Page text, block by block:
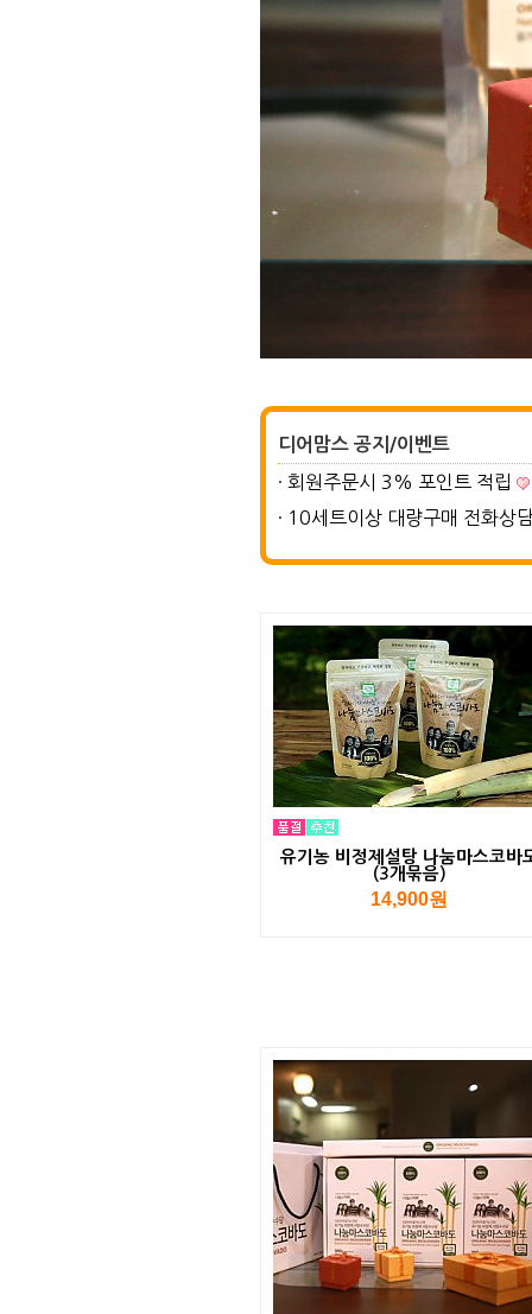
디어맘스 공지/이벤트
· 회원주문시 3% 포인트 적립
· 10세트이상 대량구매 전화상
유기농 비정제설탕 나눔마스코바
(3개묶음)
14,900원